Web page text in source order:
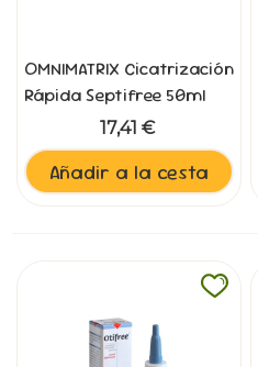
OMNIMATRIX Cicatrización
Rápida Septifree 50ml
17,41 €
Añadir a la cesta